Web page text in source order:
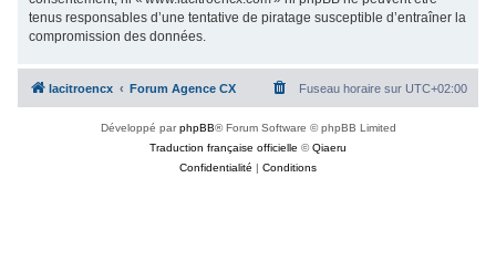
tenus responsables d’une tentative de piratage susceptible d’entraîner la
compromission des données.
lacitroencx Forum Agence CX Fuseau horaire sur UTC+02:00
Développé parphpBB® Forum Software © phpBB Limited
Traduction française officielle ©Qiaeru
Confidentialité | Conditions